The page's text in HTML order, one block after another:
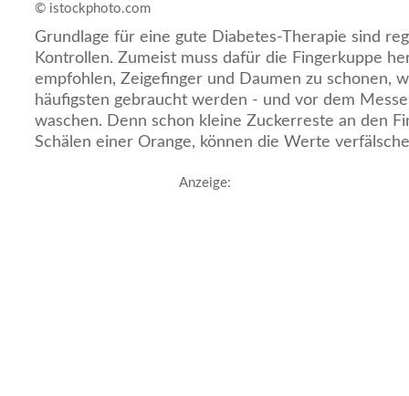
© istockphoto.com
Grundlage für eine gute Diabetes-Therapie sind
Kontrollen. Zumeist muss dafür die Fingerkuppe
empfohlen, Zeigefinger und Daumen zu schonen,
häufigsten gebraucht werden - und vor dem
waschen. Denn schon kleine Zuckerreste an den
Schälen einer Orange, können die Werte
Anzeige: